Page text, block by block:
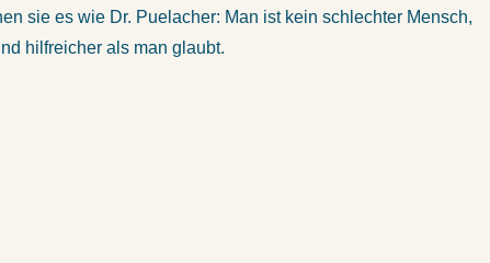
sie es wie Dr. Puelacher: Man ist kein schlechter Mensch,
hilfreicher als man glaubt.